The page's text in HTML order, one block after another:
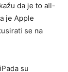
da je to all-
je Apple
se na
su